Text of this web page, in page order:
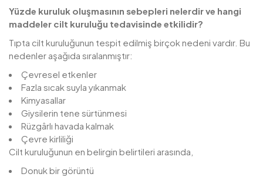
Yüzde kuruluk oluşmasının sebepleri nelerdir ve hangi
maddeler cilt kuruluğu tedavisinde etkilidir?
Tıpta cilt kuruluğunun tespit edilmiş birçok nedeni vardır. Bu
nedenler aşağıda sıralanmıştır:
Çevresel etkenler
Fazla sıcak suyla yıkanmak
Kimyasallar
Giysilerin tene sürtünmesi
Rüzgârlı havada kalmak
Çevre kirliliği
Cilt kuruluğunun en belirgin belirtileri arasında,
Donuk bir görüntü